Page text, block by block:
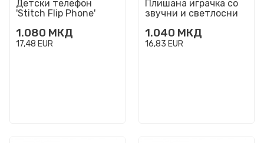
Детски телефон
'Stitch Flip Phone'
1.080 МКД
17,48 EUR
Плишана играчка со
звучни и светлосни
Twinkle Little Sheep'
1.040 МКД
16,83 EUR